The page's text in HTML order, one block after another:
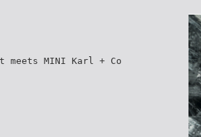
meets MINI Karl + Co